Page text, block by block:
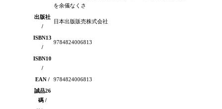
を余儀なくさ
出版社
/
日本出版販売株式会社
ISBN13
/
9784824006813
ISBN10
/
EAN /
9784824006813
誠品26
碼 /